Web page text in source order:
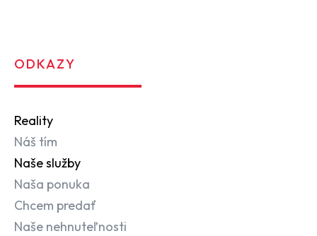
ODKAZY
Reality
Náš tím
Naše služby
Naša ponuka
Chcem predať
Naše nehnuteľnosti